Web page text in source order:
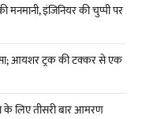
इंजिनियर की चुप्पी पर
आयशर ट्रक की टक्कर से एक
के लिए तीसरी बार आमरण